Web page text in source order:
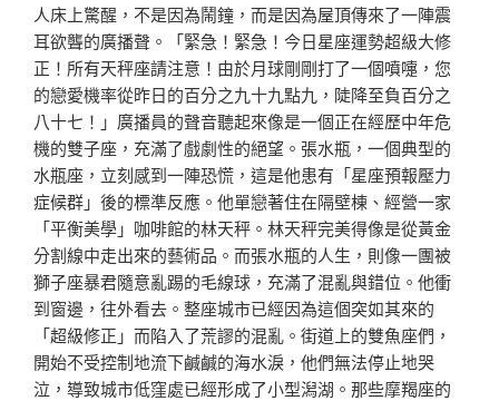
人床上驚醒，不是因為鬧鐘，而是因為屋頂傳來了一陣震
耳欲聾的廣播聲。「緊急！緊急！今日星座運勢超級大修
正！所有天秤座請注意！由於月球剛剛打了一個噴嚏，您
的戀愛機率從昨日的百分之九十九點九，陡降至負百分之
八十七！」廣播員的聲音聽起來像是一個正在經歷中年危
機的雙子座，充滿了戲劇性的絕望。張水瓶，一個典型的
水瓶座，立刻感到一陣恐慌，這是他患有「星座預報壓力
症候群」後的標準反應。他單戀著住在隔壁棟、經營一家
「平衡美學」咖啡館的林天秤。林天秤完美得像是從黃金
分割線中走出來的藝術品。而張水瓶的人生，則像一團被
獅子座暴君隨意亂踢的毛線球，充滿了混亂與錯位。他衝
到窗邊，往外看去。整座城市已經因為這個突如其來的
「超級修正」而陷入了荒謬的混亂。街道上的雙魚座們，
開始不受控制地流下鹹鹹的海水淚，他們無法停止地哭
泣，導致城市低窪處已經形成了小型潟湖。那些摩羯座的